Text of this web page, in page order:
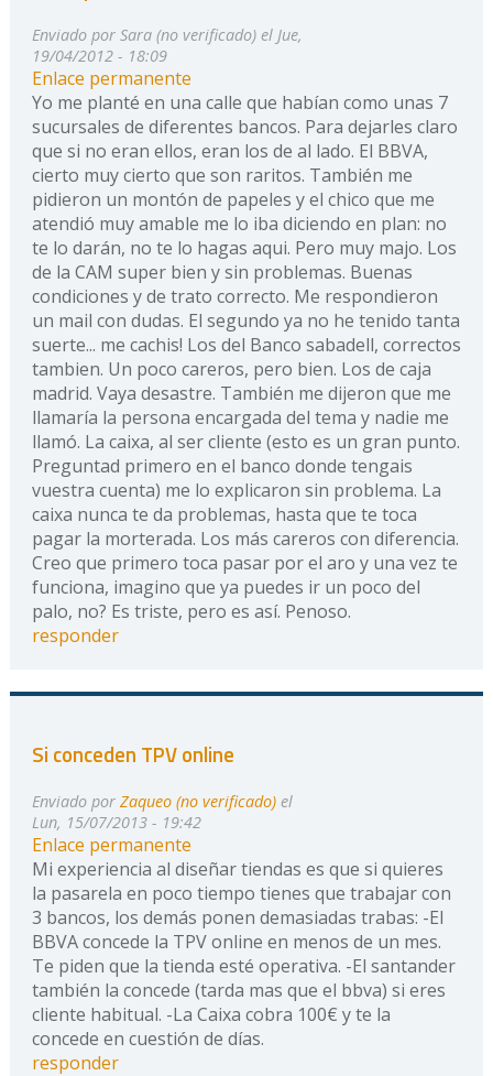
Enviado por Sara (no verificado)el Jue,
19/04/2012 - 18:09
Enlace permanente
Yo me planté en una calle que habían como unas 7
sucursales de diferentes bancos. Para dejarles claro
que si no eran ellos, eran los de al lado. El BBVA,
cierto muy cierto que son raritos. También me
pidieron un montón de papeles y el chico que me
atendió muy amable me lo iba diciendo en plan: no
te lo darán, no te lo hagas aqui. Pero muy majo. Los
de la CAM super bien y sin problemas. Buenas
condiciones y de trato correcto. Me respondieron
un mail con dudas. El segundo ya no he tenido tanta
suerte... me cachis! Los del Banco sabadell, correctos
tambien. Un poco careros, pero bien. Los de caja
madrid. Vaya desastre. También me dijeron que me
llamaría la persona encargada del tema y nadie me
llamó. La caixa, al ser cliente (esto es un gran punto.
Preguntad primero en el banco donde tengais
vuestra cuenta) me lo explicaron sin problema. La
caixa nunca te da problemas, hasta que te toca
pagar la morterada. Los más careros con diferencia.
Creo que primero toca pasar por el aro y una vez te
funciona, imagino que ya puedes ir un poco del
palo, no? Es triste, pero es así. Penoso.
responder
Si conceden TPV online
Enviado por Zaqueo (no verificado)el
Lun, 15/07/2013 - 19:42
Enlace permanente
Mi experiencia al diseñar tiendas es que si quieres
la pasarela en poco tiempo tienes que trabajar con
3 bancos, los demás ponen demasiadas trabas: -El
BBVA concede la TPV online en menos de un mes.
Te piden que la tienda esté operativa. -El santander
también la concede (tarda mas que el bbva) si eres
cliente habitual. -La Caixa cobra 100€ y te la
concede en cuestión de días.
responder